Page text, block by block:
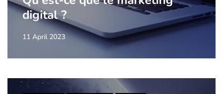
digital ?
11 April 2023